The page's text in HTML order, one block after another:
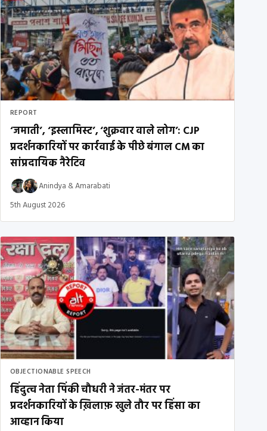
REPORT
‘जमाती’, ‘इस्लामिस्ट’, ‘शुक्रवार वाले लोग’: CJP
प्रदर्शनकारियों पर कार्रवाई के पीछे बंगाल CM का
सांप्रदायिक नैरेटिव
Anindya &Amarabati
5th August 2026
OBJECTIONABLE SPEECH
हिंदुत्व नेता पिंकी चौधरी ने जंतर-मंतर पर
प्रदर्शनकारियों के ख़िलाफ़ खुले तौर पर हिंसा का
आव्हान किया